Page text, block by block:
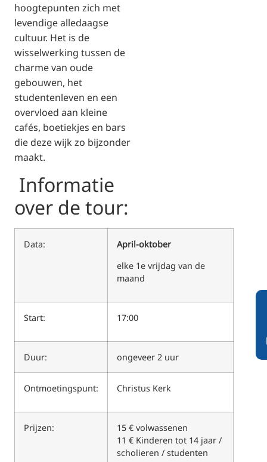
hoogtepunten zich met
levendige alledaagse
cultuur. Het is de
wisselwerking tussen de
charme van oude
gebouwen, het
studentenleven en een
overvloed aan kleine
cafés, boetiekjes en bars
die deze wijk zo bijzonder
maakt.
Informatie
over de tour:
Data:
April-oktober
elke 1e vrijdag van de
maand
Start: 17:00
Duur: ongeveer 2 uur
Ontmoetingspunt: Christus Kerk
Prijzen:
15 € volwassenen
11 € Kinderen tot 14 jaar /
scholieren / studenten